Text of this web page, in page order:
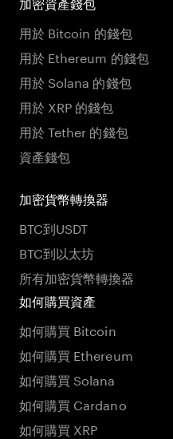
加密資產錢包
用於 Bitcoin 的錢包
用於 Ethereum 的錢包
用於 Solana 的錢包
用於 XRP 的錢包
用於 Tether 的錢包
資產錢包
加密貨幣轉換器
BTC到USDT
BTC到以太坊
所有加密貨幣轉換器
如何購買資產
如何購買 Bitcoin
如何購買 Ethereum
如何購買 Solana
如何購買 Cardano
如何購買 XRP